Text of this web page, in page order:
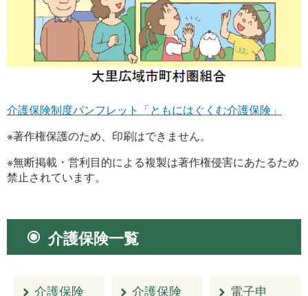
介護保険制度パンフレット「ともにはぐくむ介護保険」
※著作権保護のため、印刷はできません。
※無断掲載・営利目的による複製は著作権侵害にあたるため
禁止されています。
介護保険一覧
介護保険
介護保険
電子申